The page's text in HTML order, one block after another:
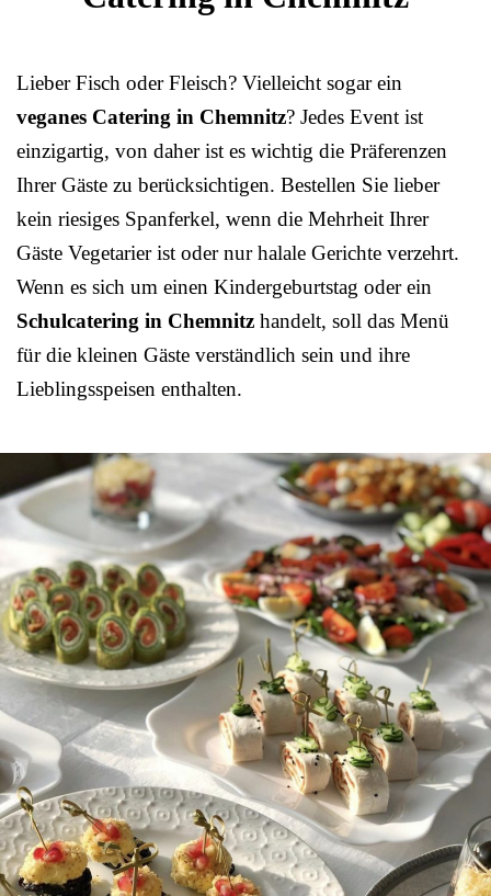
Lieber Fisch oder Fleisch? Vielleicht sogar ein
veganes Catering in Chemnitz? Jedes Event ist
einzigartig, von daher ist es wichtig die Präferenzen
Ihrer Gäste zu berücksichtigen. Bestellen Sie lieber
kein riesiges Spanferkel, wenn die Mehrheit Ihrer
Gäste Vegetarier ist oder nur halale Gerichte verzehrt.
Wenn es sich um einen Kindergeburtstag oder ein
Schulcatering in Chemnitz handelt, soll das Menü
für die kleinen Gäste verständlich sein und ihre
Lieblingsspeisen enthalten.